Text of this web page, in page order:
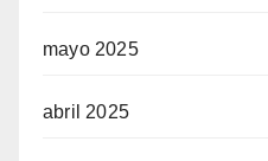
mayo 2025
abril 2025